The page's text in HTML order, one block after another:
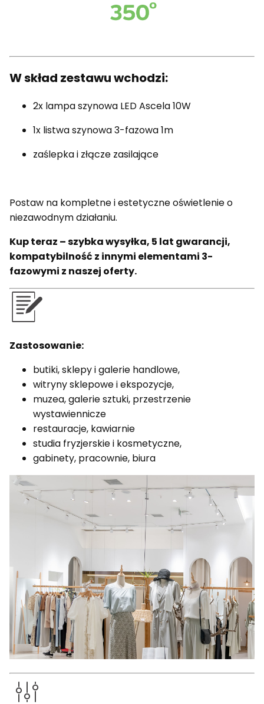
W skład zestawu wchodzi:
2x lampa szynowa LED Ascela 10W
1x listwa szynowa 3-fazowa 1m
zaślepka i złącze zasilające
Postaw na kompletne i estetyczne oświetlenie o
niezawodnym działaniu.
Kup teraz – szybka wysyłka, 5 lat gwarancji,
kompatybilność z innymi elementami 3-
fazowymi z naszej oferty.
Zastosowanie:
butiki, sklepy i galerie handlowe,
witryny sklepowe i ekspozycje,
muzea, galerie sztuki, przestrzenie
wystawiennicze
restauracje, kawiarnie
studia fryzjerskie i kosmetyczne,
gabinety, pracownie, biura